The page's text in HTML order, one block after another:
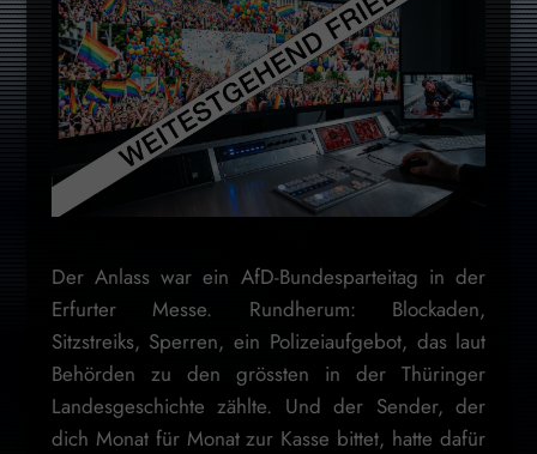
Der Anlass war ein AfD-Bundesparteitag in der
Erfurter Messe. Rundherum: Blockaden,
Sitzstreiks, Sperren, ein Polizeiaufgebot, das laut
Behörden zu den grössten in der Thüringer
Landesgeschichte zählte. Und der Sender, der
dich Monat für Monat zur Kasse bittet, hatte dafür